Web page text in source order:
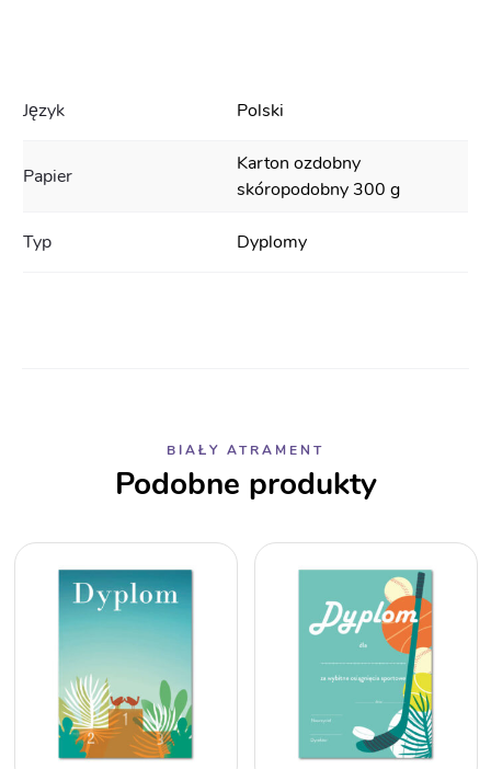
Język Polski
Papier
Karton ozdobny
skóropodobny 300 g
Typ Dyplomy
BIAŁY ATRAMENT
Podobne produkty